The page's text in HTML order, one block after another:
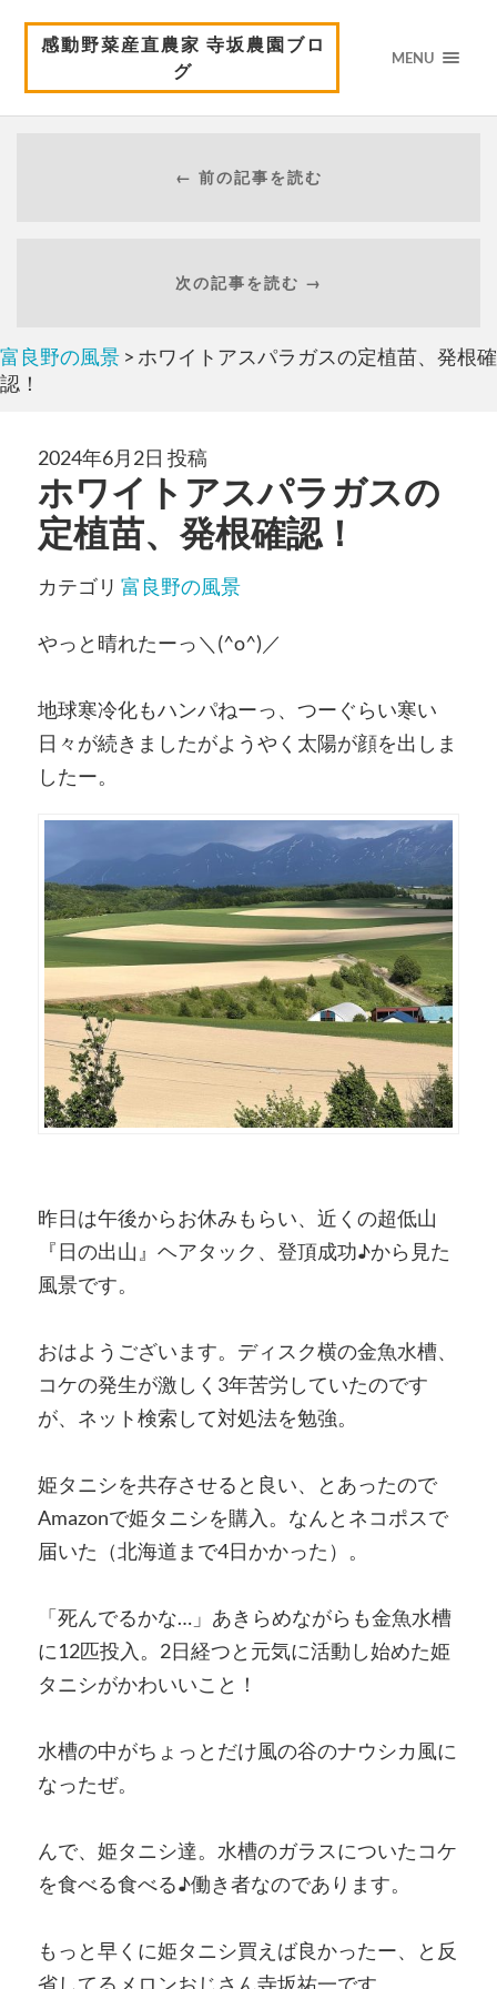
感動野菜産直農家 寺坂農園ブロ
グ
MENU
← 前の記事を読む
次の記事を読む →
富良野の風景 > ホワイトアスパラガスの定植苗、発根確
認！
2024年6月2日 投稿
ホワイトアスパラガスの
定植苗、発根確認！
カテゴリ 富良野の風景
やっと晴れたーっ＼(^o^)／
地球寒冷化もハンパねーっ、つーぐらい寒い
日々が続きましたがようやく太陽が顔を出しま
したー。
昨日は午後からお休みもらい、近くの超低山
『日の出山』ヘアタック、登頂成功♪から見た
風景です。
おはようございます。ディスク横の金魚水槽、
コケの発生が激しく3年苦労していたのです
が、ネット検索して対処法を勉強。
姫タニシを共存させると良い、とあったので
Amazonで姫タニシを購入。なんとネコポスで
届いた（北海道まで4日かかった）。
「死んでるかな…」あきらめながらも金魚水槽
に12匹投入。2日経つと元気に活動し始めた姫
タニシがかわいいこと！
水槽の中がちょっとだけ風の谷のナウシカ風に
なったぜ。
んで、姫タニシ達。水槽のガラスについたコケ
を食べる食べる♪働き者なのであります。
もっと早くに姫タニシ買えば良かったー、と反
省してるメロンおじさん寺坂祐一です。